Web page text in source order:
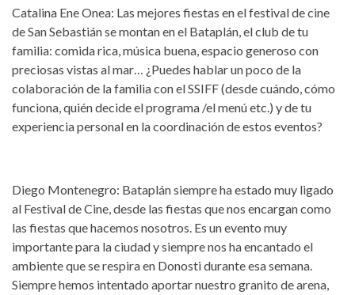
Catalina Ene Onea: Las mejores fiestas en el festival de cine
de San Sebastián se montan en el Bataplán, el club de tu
familia: comida rica, música buena, espacio generoso con
preciosas vistas al mar… ¿Puedes hablar un poco de la
colaboración de la familia con el SSIFF (desde cuándo, cómo
funciona, quién decide el programa /el menú etc.) y de tu
experiencia personal en la coordinación de estos eventos?
Diego Montenegro: Bataplán siempre ha estado muy ligado
al Festival de Cine, desde las fiestas que nos encargan como
las fiestas que hacemos nosotros. Es un evento muy
importante para la ciudad y siempre nos ha encantado el
ambiente que se respira en Donosti durante esa semana.
Siempre hemos intentado aportar nuestro granito de arena,